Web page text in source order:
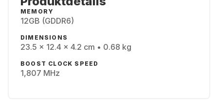
MEMORY
12GB (GDDR6)
DIMENSIONS
23.5 x 12.4 x 4.2 cm • 0.68 kg
BOOST CLOCK SPEED
1,807 MHz